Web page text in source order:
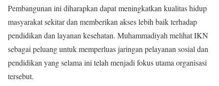
Pembangunan ini diharapkan dapat meningkatkan kualitas hidup
masyarakat sekitar dan memberikan akses lebih baik terhadap
pendidikan dan layanan kesehatan. Muhammadiyah melihat IKN
sebagai peluang untuk memperluas jaringan pelayanan sosial dan
pendidikan yang selama ini telah menjadi fokus utama organisasi
tersebut.